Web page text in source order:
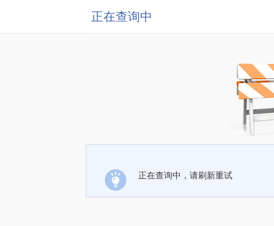
正在查询中
正在查询中，请刷新重试